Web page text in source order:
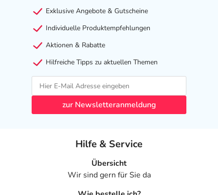
- Gewichtszunahme
- Schwindel
- Müdigkeit
- Schlafstörungen, wie:
- Schlaflosigkeit
- Konzentrationsstörungen
- Koordinationsstörung
- Gleichgewichtsstörung
Exklusive Angebote & Gutscheine
Individuelle Produktempfehlungen
Aktionen & Rabatte
Hilfreiche Tipps zu aktuellen Themen
zur Newsletteranmeldung
Hilfe & Service
Übersicht
Wir sind gern für Sie da